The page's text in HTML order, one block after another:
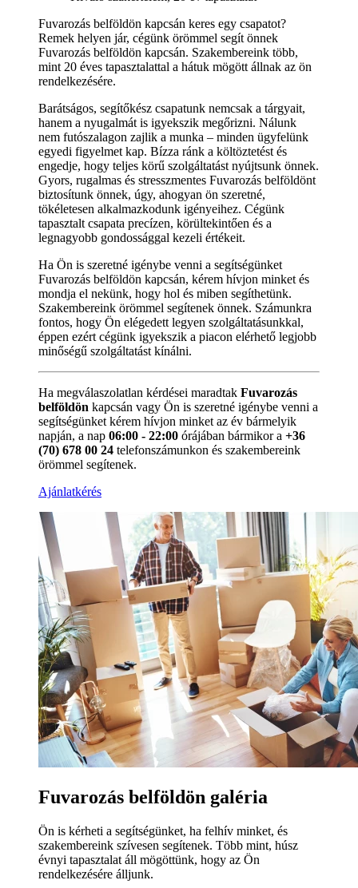
Fuvarozás belföldön kapcsán keres egy csapatot?
Remek helyen jár, cégünk örömmel segít önnek
Fuvarozás belföldön kapcsán. Szakembereink több,
mint 20 éves tapasztalattal a hátuk mögött állnak az ön
rendelkezésére.
Barátságos, segítőkész csapatunk nemcsak a tárgyait,
hanem a nyugalmát is igyekszik megőrizni. Nálunk
nem futószalagon zajlik a munka – minden ügyfelünk
egyedi figyelmet kap. Bízza ránk a költöztetést és
engedje, hogy teljes körű szolgáltatást nyújtsunk önnek.
Gyors, rugalmas és stresszmentes Fuvarozás belföldönt
biztosítunk önnek, úgy, ahogyan ön szeretné,
tökéletesen alkalmazkodunk igényeihez. Cégünk
tapasztalt csapata precízen, körültekintően és a
legnagyobb gondossággal kezeli értékeit.
Ha Ön is szeretné igénybe venni a segítségünket
Fuvarozás belföldön kapcsán, kérem hívjon minket és
mondja el nekünk, hogy hol és miben segíthetünk.
Szakembereink örömmel segítenek önnek. Számunkra
fontos, hogy Ön elégedett legyen szolgáltatásunkkal,
éppen ezért cégünk igyekszik a piacon elérhető legjobb
minőségű szolgáltatást kínálni.
Ha megválaszolatlan kérdései maradtak Fuvarozás
belföldön kapcsán vagy Ön is szeretné igénybe venni a
segítségünket kérem hívjon minket az év bármelyik
napján, a nap 06:00 - 22:00 órájában bármikor a +36
(70) 678 00 24 telefonszámunkon és szakembereink
örömmel segítenek.
Ajánlatkérés
Fuvarozás belföldön galéria
Ön is kérheti a segítségünket, ha felhív minket, és
szakembereink szívesen segítenek. Több mint, húsz
évnyi tapasztalat áll mögöttünk, hogy az Ön
rendelkezésére álljunk.